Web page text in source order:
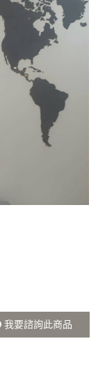
我要諮詢此商品